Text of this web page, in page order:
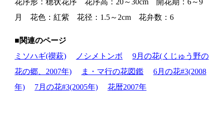
花序形：穂状花序 花序高：20～30cm 開花期：6～9
月 花色：紅紫 花径：1.5～2cm 花弁数：6
■関連のページ
ミソハギ(禊萩)
ノシメトンボ
9月の花(くじゅう野の
花の郷、2007年)
ま・マ行の花図鑑
6月の花#3(2008
年)
7月の花#3(2005年) 花暦2007年